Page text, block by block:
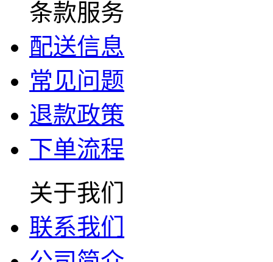
条款服务
配送信息
常见问题
退款政策
下单流程
关于我们
联系我们